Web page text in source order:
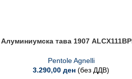
Алуминиумска тава 1907
Pentole Agnelli
3.290,00ден (без ДДВ)